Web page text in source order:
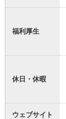
福利厚生
休日・休暇
ウェブサイト